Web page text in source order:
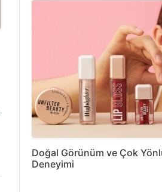
Doğal Görünüm ve Çok
Deneyimi